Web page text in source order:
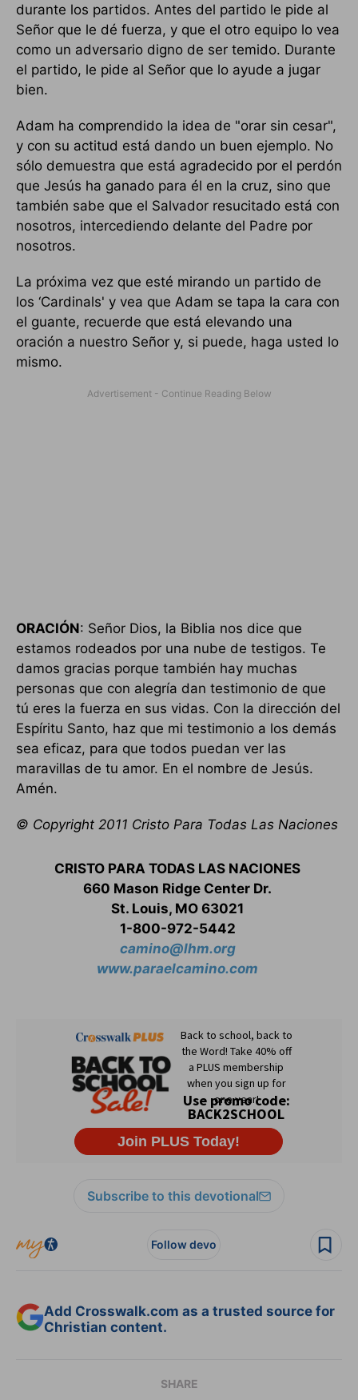
durante los partidos. Antes del partido le pide al
Señor que le dé fuerza, y que el otro equipo lo vea
como un adversario digno de ser temido. Durante
el partido, le pide al Señor que lo ayude a jugar
bien.
Adam ha comprendido la idea de "orar sin cesar",
y con su actitud está dando un buen ejemplo. No
sólo demuestra que está agradecido por el perdón
que Jesús ha ganado para él en la cruz, sino que
también sabe que el Salvador resucitado está con
nosotros, intercediendo delante del Padre por
nosotros.
La próxima vez que esté mirando un partido de
los ‘Cardinals' y vea que Adam se tapa la cara con
el guante, recuerde que está elevando una
oración a nuestro Señor y, si puede, haga usted lo
mismo.
ORACIÓN: Señor Dios, la Biblia nos dice que
estamos rodeados por una nube de testigos. Te
damos gracias porque también hay muchas
personas que con alegría dan testimonio de que
tú eres la fuerza en sus vidas. Con la dirección del
Espíritu Santo, haz que mi testimonio a los demás
sea eficaz, para que todos puedan ver las
maravillas de tu amor. En el nombre de Jesús.
Amén.
© Copyright 2011 Cristo Para Todas Las Naciones
CRISTO PARA TODAS LAS NACIONES
660 Mason Ridge Center Dr.
St. Louis, MO 63021
1-800-972-5442
camino@lhm.org
www.paraelcamino.com
Subscribe to this devotional
Follow devo
Add Crosswalk.com as a trusted source for
Christian content.
SHARE